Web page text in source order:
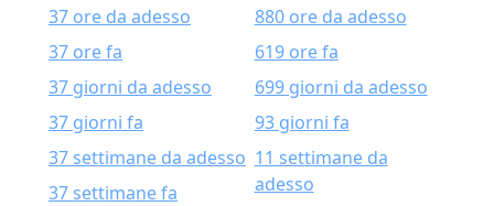
37 ore da adesso
37 ore fa
37 giorni da adesso
37 giorni fa
37 settimane da adesso
37 settimane fa
880 ore da adesso
619 ore fa
699 giorni da adesso
93 giorni fa
11 settimane da
adesso